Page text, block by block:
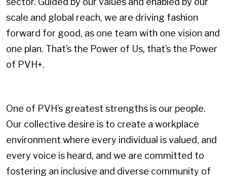
scale and global reach, we are driving fashion
forward for good, as one team with one vision and
one plan. That’s the Power of Us, that’s the Power
of PVH+.
One of PVH’s greatest strengths is our people.
Our collective desire is to create a workplace
environment where every individual is valued, and
every voice is heard, and we are committed to
fostering an inclusive and diverse community of